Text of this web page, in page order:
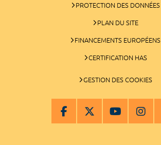
PROTECTION DES DONNÉES
PLAN DU SITE
FINANCEMENTS EUROPÉENS
CERTIFICATION HAS
GESTION DES COOKIES